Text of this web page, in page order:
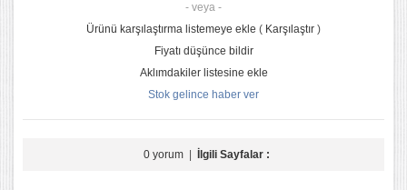
- veya -
Ürünü karşılaştırma listemeye ekle ( Karşılaştır )
Fiyatı düşünce bildir
Aklımdakiler listesine ekle
Stok gelince haber ver
0 yorum| İlgili Sayfalar :